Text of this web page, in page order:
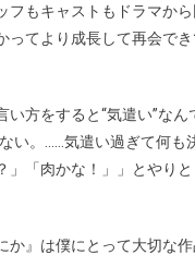
もキャストもドラマか
てより成長して再会で
方をすると“気遣い”な
い。……気遣い過ぎて何も
「肉かな！」」とやり
』は僕にとって大切な